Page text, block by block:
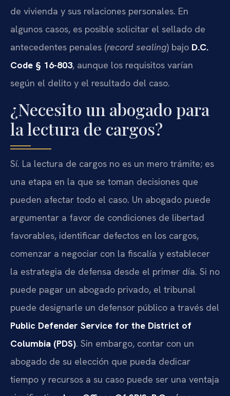
de vivienda y sus relaciones personales. En
algunos casos, es posible solicitar el sellado de
antecedentes penales (record sealing) bajo D.C.
Code § 16-803, aunque los requisitos varían
según el delito y el resultado del caso.
¿Necesito un abogado para
la lectura de cargos?
Sí. La lectura de cargos no es un mero trámite; es
una etapa en la que se toman decisiones que
pueden afectar todo el caso. Un abogado puede
argumentar a favor de condiciones de libertad
favorables, identificar defectos en los cargos,
comenzar a negociar con la fiscalía y establecer
la estrategia de defensa desde el primer día. Si no
puede pagar un abogado privado, el tribunal
puede designarle un defensor público a través del
Public Defender Service for the District of
Columbia (PDS). Sin embargo, contar con un
abogado de su elección que pueda dedicar
tiempo y recursos a su caso puede ser una ventaja